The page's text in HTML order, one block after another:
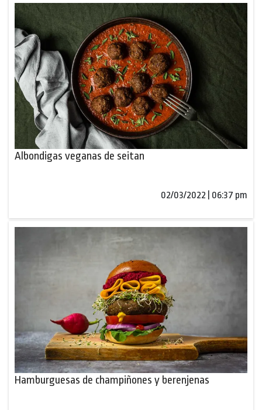
Albondigas veganas de seitan
02/03/2022 | 06:37 pm
Hamburguesas de champiñones y berenjenas